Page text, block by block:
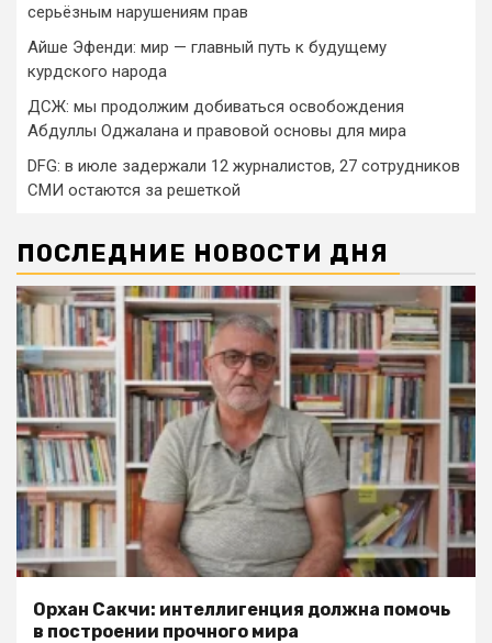
серьёзным нарушениям прав
Айше Эфенди: мир — главный путь к будущему
курдского народа
ДСЖ: мы продолжим добиваться освобождения
Абдуллы Оджалана и правовой основы для мира
DFG: в июле задержали 12 журналистов, 27 сотрудников
СМИ остаются за решеткой
ПОСЛЕДНИЕ НОВОСТИ ДНЯ
Орхан Сакчи: интеллигенция должна помочь
в построении прочного мира